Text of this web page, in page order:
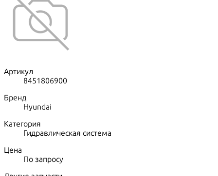
Артикул
8451806900
Бренд
Hyundai
Категория
Гидравлическая система
Цена
По запросу